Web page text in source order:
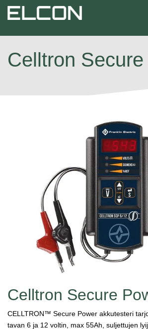
Celltron
Celltron Secure
CELLTRON™ Secure Power akkutesteri
tavan 6 ja 12 voltin, max 55Ah, suljettujen